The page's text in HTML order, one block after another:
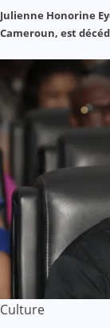
Julienne Honorine
Cameroun, est
Culture